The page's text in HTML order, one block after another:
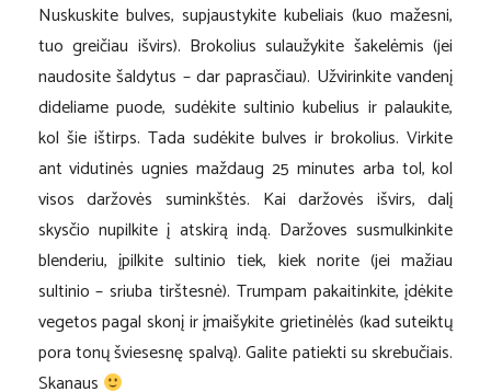
Nuskuskite bulves, supjaustykite kubeliais (kuo mažesni,
tuo greičiau išvirs). Brokolius sulaužykite šakelėmis (jei
naudosite šaldytus – dar paprasčiau). Užvirinkite vandenį
dideliame puode, sudėkite sultinio kubelius ir palaukite,
kol šie ištirps. Tada sudėkite bulves ir brokolius. Virkite
ant vidutinės ugnies maždaug 25 minutes arba tol, kol
visos daržovės suminkštės. Kai daržovės išvirs, dalį
skysčio nupilkite į atskirą indą. Daržoves susmulkinkite
blenderiu, įpilkite sultinio tiek, kiek norite (jei mažiau
sultinio – sriuba tirštesnė). Trumpam pakaitinkite, įdėkite
vegetos pagal skonį ir įmaišykite grietinėlės (kad suteiktų
pora tonų šviesesnę spalvą). Galite patiekti su skrebučiais.
Skanaus